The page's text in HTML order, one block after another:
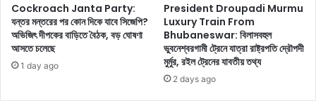
দ্র
সৈ
ক
তে
ব
Cockroach Janta Party:
যন্তর মন্তরের পর কোন দিকে যাবে সিজেপি?
অভিজিৎ দীপকের বাড়িতে বৈঠক, বড় ঘোষণা
আসতে চলেছে
1 day ago
President Droupadi Murmu
Luxury Train From
Bhubaneswar: বিলাসবহুল
ভুবনেশ্বরগামী ট্রেনে যাত্রা রাষ্ট্রপতি দ্রৌপদী
মুর্মুর, রইল ট্রেনের যাবতীয় তথ্য
2 days ago